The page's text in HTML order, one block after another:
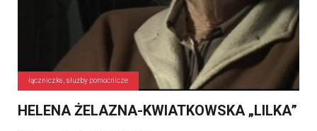
łączniczka, służby pomocnicze
HELENA ŻELAZNA-KWIATKOWSKA „LILKA”